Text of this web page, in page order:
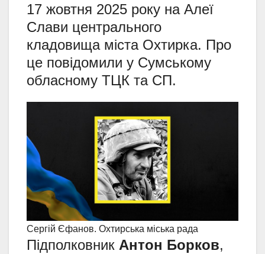
17 жовтня 2025 року на Алеї
Слави центрального
кладовища міста Охтирка. Про
це повідомили у Сумському
обласному ТЦК та СП.
Сергій Єфанов. Охтирська міська рада
Підполковник Антон Борков,